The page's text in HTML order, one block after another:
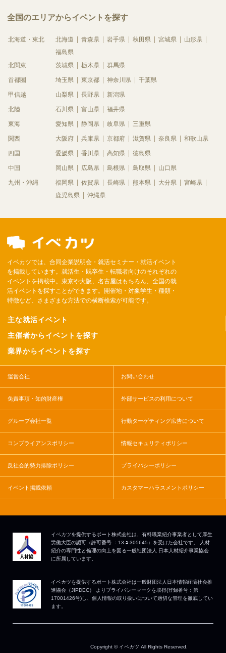
全国のエリアからイベントを探す
北海道・東北 北海道 青森県 岩手県 秋田県 宮城県
山形県
福島県
北関東
茨城県 栃木県 群馬県
首都圏 埼玉県 東京都 神奈川県 千葉県
甲信越 山梨県 長野県 新潟県
北陸 石川県 富山県 福井県
東海 愛知県 静岡県 岐阜県 三重県
関西 大阪府 兵庫県 京都府 滋賀県 奈良県 和歌山県
四国 愛媛県 香川県 高知県 徳島県
中国 岡山県 広島県 島根県 鳥取県 山口県
九州・沖縄 福岡県 佐賀県 長崎県 熊本県 大分県
宮崎県
鹿児島県
沖縄県
イベカツでは、合同企業説明会・就活セミナー・就活イベント
を掲載しています。就活生・既卒生・転職者向けのそれぞれの
イベントを掲載中。東京や大阪、名古屋はもちろん、全国の就
活イベントを探すことができます。開催地・対象学生・種類・
特徴など、さまざまな方法での横断検索が可能です。
主な就活イベント
主催者からイベントを探す
業界からイベントを探す
運営会社 お問い合わせ
免責事項・知的財産権 外部サービスの利用について
グループ会社一覧 行動ターゲティング広告について
コンプライアンスポリシー 情報セキュリティポリシー
反社会的勢力排除ポリシー プライバシーポリシー
イベント掲載依頼 カスタマーハラスメントポリシー